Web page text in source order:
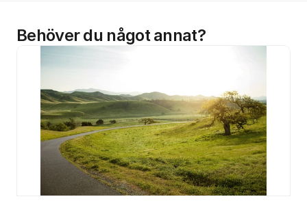
Behöver du något annat?